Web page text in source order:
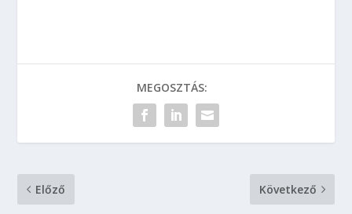
MEGOSZTÁS:
Előző Következő